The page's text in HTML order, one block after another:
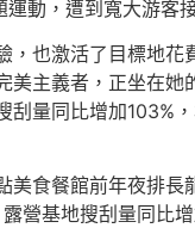
動，遭到寬大游客
，也激活了目標地花
美主義者，正坐在她
刮量同比增加103%
美食餐館前年夜排長
營基地搜刮量同比